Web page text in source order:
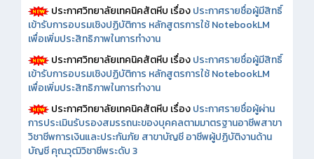
ประกาศวิทยาลัยเทคนิคสัตหีบ เรื่องประกาศรายชื่อผู้มีสิทธิ์
เข้ารับการอบรมเชิงปฏิบัติการ หลักสูตรการใช้ NotebookLM
เพื่อเพิ่มประสิทธิภาพในการทำงาน
ประกาศวิทยาลัยเทคนิคสัตหีบ เรื่องประกาศรายชื่อผู้มีสิทธิ์
เข้ารับการอบรมเชิงปฏิบัติการ หลักสูตรการใช้ NotebookLM
เพื่อเพิ่มประสิทธิภาพในการทำงาน
ประกาศวิทยาลัยเทคนิคสัตหีบ เรื่องประกาศรายชื่อผู้ผ่าน
การประเมินรับรองสมรรถนะของบุคคลตามมาตรฐานอาชีพสาขา
วิชาชีพการเงินและประกันภัย สาขาบัญชี อาชีพผู้ปฏิบัติงานด้าน
บัญชี คุณวุฒิวิชาชีพระดับ 3